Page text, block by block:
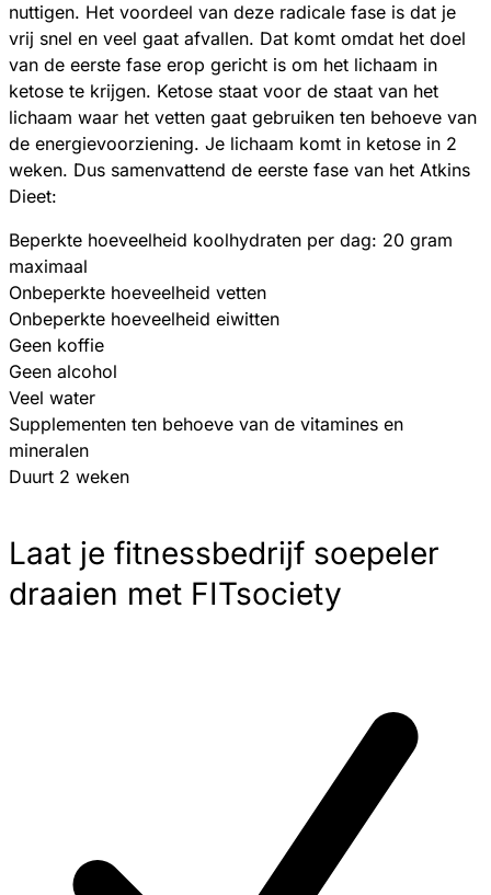
nuttigen. Het voordeel van deze radicale fase is dat je
vrij snel en veel gaat afvallen. Dat komt omdat het doel
van de eerste fase erop gericht is om het lichaam in
ketose te krijgen. Ketose staat voor de staat van het
lichaam waar het vetten gaat gebruiken ten behoeve van
de energievoorziening. Je lichaam komt in ketose in 2
weken. Dus samenvattend de eerste fase van het Atkins
Dieet:
Beperkte hoeveelheid koolhydraten per dag: 20 gram
maximaal
Onbeperkte hoeveelheid vetten
Onbeperkte hoeveelheid eiwitten
Geen koffie
Geen alcohol
Veel water
Supplementen ten behoeve van de vitamines en
mineralen
Duurt 2 weken
Laat je fitnessbedrijf soepeler
draaien met FITsociety